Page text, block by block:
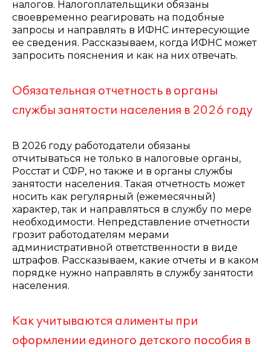
налогов. Налогоплательщики обязаны
своевременно реагировать на подобные
запросы и направлять в ИФНС интересующие
ее сведения. Рассказываем, когда ИФНС может
запросить пояснения и как на них отвечать.
Обязательная отчетность в органы
службы занятости населения в 2026 году
В 2026 году работодатели обязаны
отчитываться не только в налоговые органы,
Росстат и СФР, но также и в органы службы
занятости населения. Такая отчетность может
носить как регулярный (ежемесячный)
характер, так и направляться в службу по мере
необходимости. Непредставление отчетности
грозит работодателям мерами
административной ответственности в виде
штрафов. Рассказываем, какие отчеты и в каком
порядке нужно направлять в службу занятости
населения.
Как учитываются алименты при
оформлении единого детского пособия в